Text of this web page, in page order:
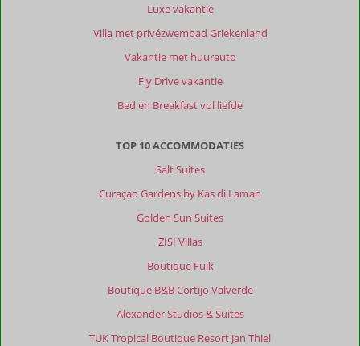
Luxe vakantie
Villa met privézwembad Griekenland
Vakantie met huurauto
Fly Drive vakantie
Bed en Breakfast vol liefde
TOP 10 ACCOMMODATIES
Salt Suites
Curaçao Gardens by Kas di Laman
Golden Sun Suites
ZISI Villas
Boutique Fuik
Boutique B&B Cortijo Valverde
Alexander Studios & Suites
TUK Tropical Boutique Resort Jan Thiel